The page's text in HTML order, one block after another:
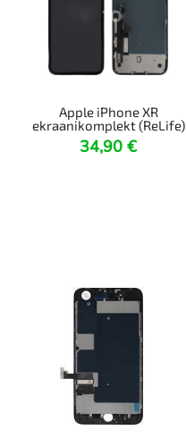
Apple iPhone XR
ekraanikomplekt (ReLife)
34,90 €